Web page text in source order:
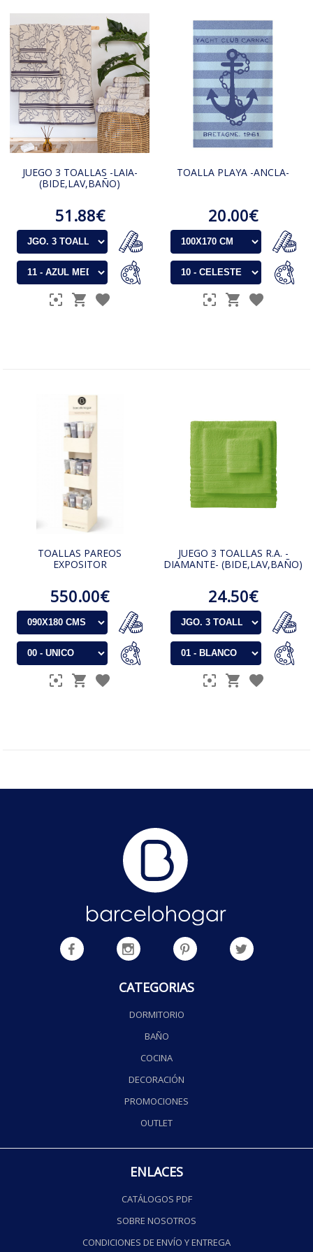
JUEGO 3 TOALLAS -LAIA-
(BIDE,LAV,BAÑO)
51.88€
TOALLA PLAYA -ANCLA-
20.00€
TOALLAS PAREOS
EXPOSITOR
550.00€
JUEGO 3 TOALLAS R.A. -
DIAMANTE- (BIDE,LAV,BAÑO)
24.50€
CATEGORIAS
DORMITORIO
BAÑO
COCINA
DECORACIÓN
PROMOCIONES
OUTLET
ENLACES
CATÁLOGOS PDF
SOBRE NOSOTROS
CONDICIONES DE ENVÍO Y ENTREGA